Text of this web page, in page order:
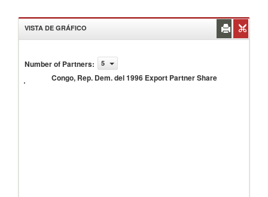
VISTA DE GRÁFICO
Number of Partners: 5
Congo, Rep. Dem. del 1996 Export Partner Share
Rep.
Dem.